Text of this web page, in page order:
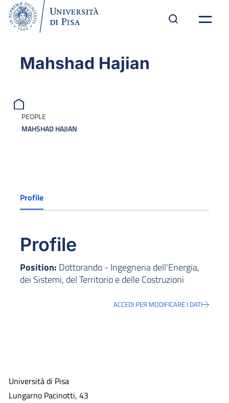
Mahshad Hajian
PEOPLE
MAHSHAD HAJIAN
Profile
Profile
Position: Dottorando - Ingegneria dell'Energia,
dei Sistemi, del Territorio e delle Costruzioni
ACCEDI PER MODIFICARE I DATI
Università di Pisa
Lungarno Pacinotti, 43